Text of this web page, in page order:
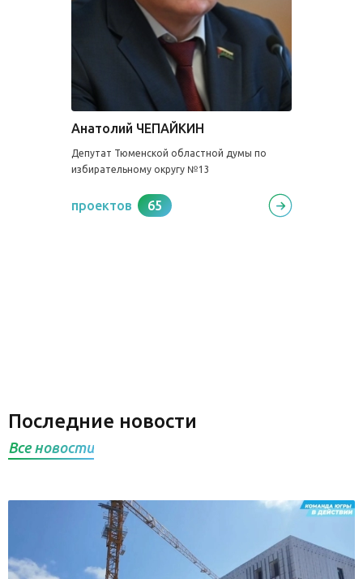
Анатолий ЧЕПАЙКИН
Депутат Тюменской областной думы по
избирательному округу №13
проектов 65
Последние новости
Все новости